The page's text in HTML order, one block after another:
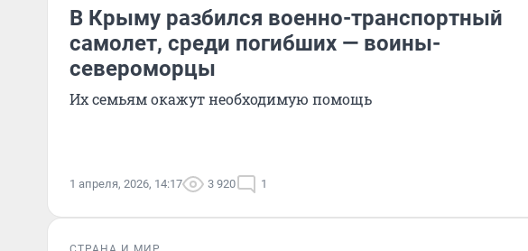
В Крыму разбился военно-транспортный
самолет, среди погибших — воины-
североморцы
Их семьям окажут необходимую помощь
1 апреля, 2026, 14:17 3 920 1